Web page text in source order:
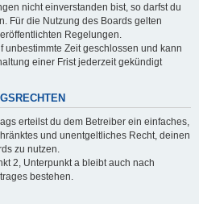
nicht einverstanden bist, so darfst du
Für die Nutzung des Boards gelten
Regelungen.
unbestimmte Zeit geschlossen und kann
einer Frist jederzeit gekündigt
erteilst du dem Betreiber ein einfaches,
und unentgeltliches Recht, deinen
zu nutzen.
2, Unterpunkt a bleibt auch nach
bestehen.